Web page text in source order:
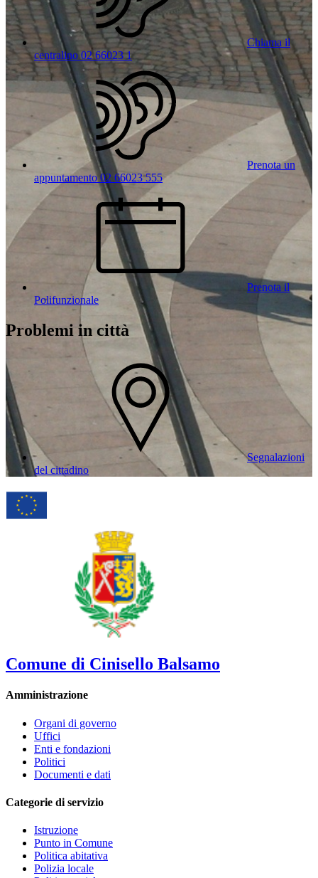
Chiama il
centralino 02 66023 1
Prenota un
appuntamento 02 66023 555
Prenota il
Polifunzionale
Problemi in città
Segnalazioni
del cittadino
Comune di Cinisello Balsamo
Amministrazione
Organi di governo
Uffici
Enti e fondazioni
Politici
Documenti e dati
Categorie di servizio
Istruzione
Punto in Comune
Politica abitativa
Polizia locale